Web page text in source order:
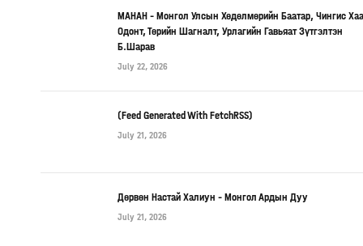
МАНАН – Монгол Улсын Хөдөлмөрийн Баатар, Чингис
Одонт, Төрийн Шагналт, Урлагийн Гавьяат Зүтгэлтэн
Б.Шарав
July 22, 2026
(Feed Generated With FetchRSS)
July 21, 2026
Дөрвөн Настай Халиун – Монгол Ардын Дуу
July 21, 2026